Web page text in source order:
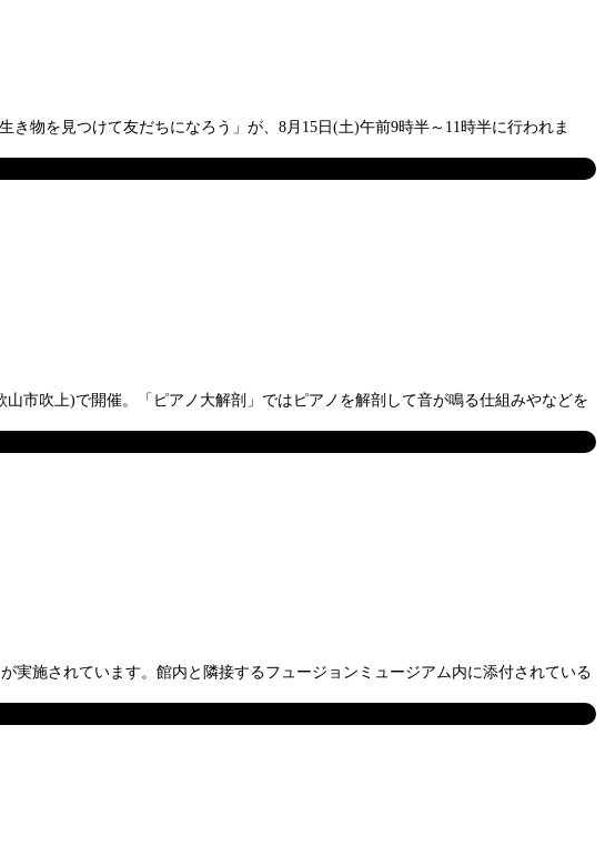
物を見つけて友だちになろう」が、8月15日(土)午前9時半～11時半に行われま
市吹上)で開催。「ピアノ大解剖」ではピアノを解剖して音が鳴る仕組みやなどを
実施されています。館内と隣接するフュージョンミュージアム内に添付されている